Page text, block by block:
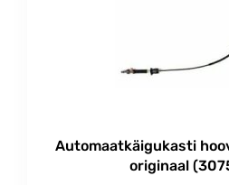
Automaatkäigukasti
originaal